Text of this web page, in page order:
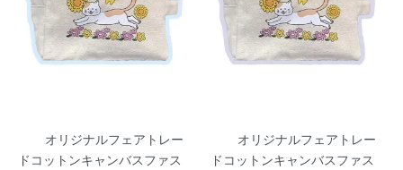
オリジナルフェアトレー
ドコットンキャンバスファス
オリジナルフェアトレー
ドコットンキャンバスファス